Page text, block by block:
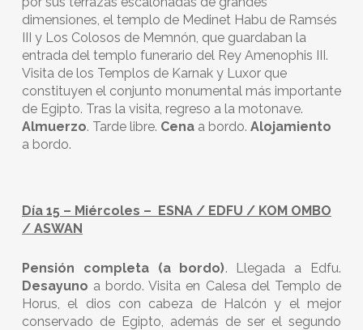
dimensiones, el templo de Medinet Habu de Ramsés
III y Los Colosos de Memnón, que guardaban la
entrada del templo funerario del Rey Amenophis III.
Visita de los Templos de Karnak y Luxor que
constituyen el conjunto monumental más importante
de Egipto. Tras la visita, regreso a la motonave.
Almuerzo. Tarde libre. Cenaa bordo. Alojamiento
a bordo.
Día 15 – Miércoles – ESNA / EDFU / KOM OMBO
/ ASWAN
Pensión completa (a bordo). Llegada a Edfu.
Desayuno a bordo. Visita en Calesa del Templo de
Horus, el dios con cabeza de Halcón y el mejor
conservado de Egipto, además de ser el segundo